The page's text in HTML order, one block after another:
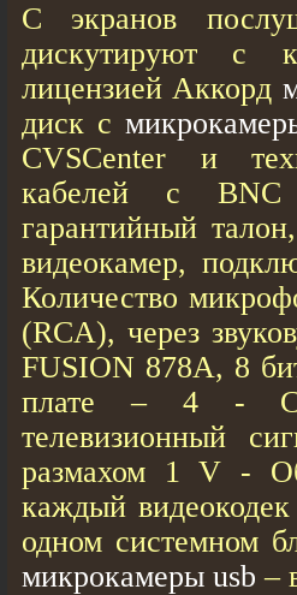
С экранов
дискутируют с
лицензией Аккорд
диск с
CVSCenter и
кабелей с BNC
гарантийный
видеокамер,
Количество
(RCA), через
FUSION 878A, 8
плате – 4 -
телевизионный
размахом 1 V -
каждый
одном системном
микрокамеры usb –